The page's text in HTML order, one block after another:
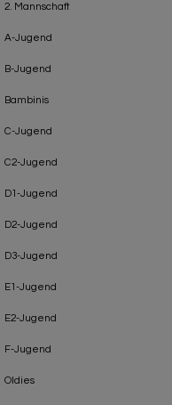
2. Mannschaft
A-Jugend
B-Jugend
Bambinis
C-Jugend
C2-Jugend
D1-Jugend
D2-Jugend
D3-Jugend
E1-Jugend
E2-Jugend
F-Jugend
Oldies